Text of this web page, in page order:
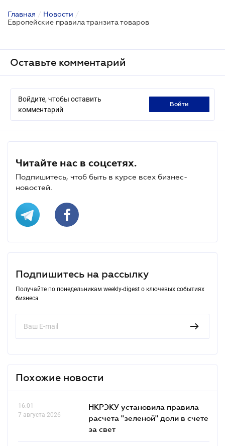
Главная / Новости /
Европейские правила транзита товаров
Оставьте комментарий
Войдите, чтобы оставить
комментарий
войти
Читайте нас в соцсетях.
Подпишитесь, чтоб быть в курсе всех бизнес-
новостей.
Подпишитесь на рассылку
Получайте по понедельникам weekly-digest о ключевых событиях
бизнеса
Похожие новости
16.01
7 августа 2026
НКРЭКУ установила правила
расчета "зеленой" доли в счете
за свет